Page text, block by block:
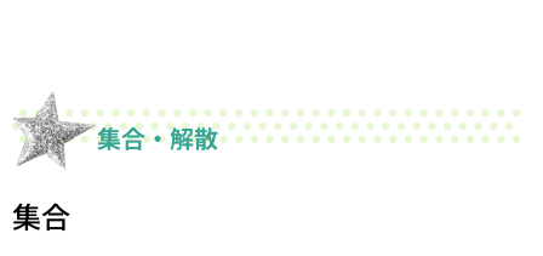
集合・解散
集合